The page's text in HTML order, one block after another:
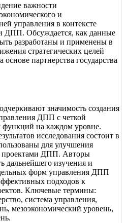
важности
и
управления в контексте
ДПП. Обсуждается, как данные
разработаны и применены в
стратегических целей
партнерства государства
значимость создания
ДПП с четкой
функций на каждом уровне.
исследования состоит в
для улучшения
проектами ДПП. Авторы
дальнейшего изучения и
форм управления ДПП
подходов к
Ключевые термины:
система управления,
мезоэкономический уровень,